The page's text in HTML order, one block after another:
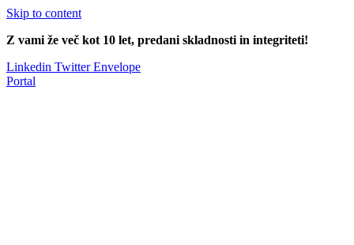
Skip to content
Z vami že več kot 10 let, predani skladnosti in integriteti!
Linkedin Twitter Envelope
Portal